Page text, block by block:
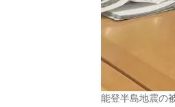
能登半島地震の